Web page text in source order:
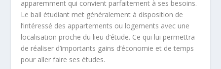
apparemment qui convient parfaitement à ses besoins.
Le bail étudiant met généralement à disposition de
l’intéressé des appartements ou logements avec une
localisation proche du lieu d’étude. Ce qui lui permettra
de réaliser d’importants gains d’économie et de temps
pour aller faire ses études.